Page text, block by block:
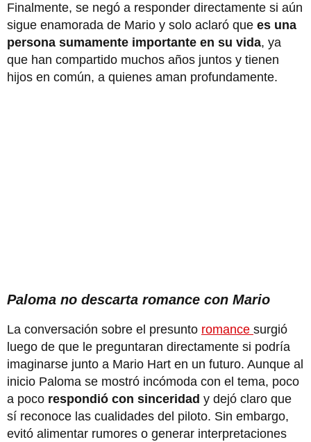
Finalmente, se negó a responder directamente si aún
sigue enamorada de Mario y solo aclaró que es una
persona sumamente importante en su vida, ya
que han compartido muchos años juntos y tienen
hijos en común, a quienes aman profundamente.
Paloma no descarta romance con Mario
La conversación sobre el presunto romance surgió
luego de que le preguntaran directamente si podría
imaginarse junto a Mario Hart en un futuro. Aunque al
inicio Paloma se mostró incómoda con el tema, poco
a poco respondió con sinceridad y dejó claro que
sí reconoce las cualidades del piloto. Sin embargo,
evitó alimentar rumores o generar interpretaciones